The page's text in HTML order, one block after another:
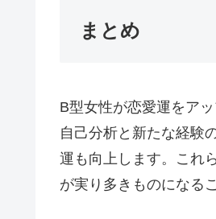
まとめ
B型女性が恋愛運をア
自己分析と新たな経験
運も向上します。これ
が実り多きものになる